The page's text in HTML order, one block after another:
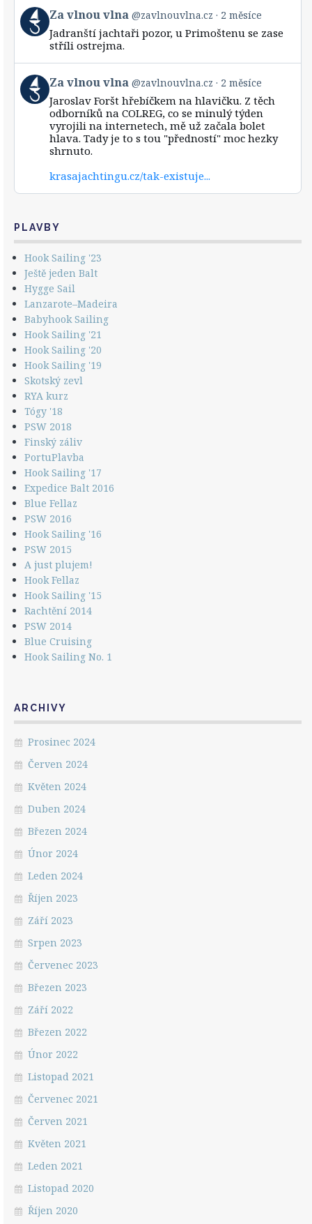
View
post
by
vlnou
vlna
on
Bluesky
Za vlnou vlna @zavlnouvlna.cz 2 měsíce
Jadranští jachtaři pozor, u Primoštenu se zase
stříli ostrejma.
View
post
by
Za vlnou vlna @zavlnouvlna.cz 2 měsíce
Jaroslav Foršt hřebíčkem na hlavičku. Z těch
odborníků na COLREG, co se minulý týden
vyrojili na internetech, mě už začala bolet
hlava. Tady je to s tou "předností" moc hezky
shrnuto.
krasajachtingu.cz/tak-existuje...
PLAVBY
Hook Sailing '23
Ještě jeden Balt
Hygge Sail
Lanzarote–Madeira
Babyhook Sailing
Hook Sailing '21
Hook Sailing '20
Hook Sailing '19
Skotský zevl
RYA kurz
Tógy '18
PSW 2018
Finský záliv
PortuPlavba
Hook Sailing '17
Expedice Balt 2016
Blue Fellaz
PSW 2016
Hook Sailing '16
PSW 2015
A just plujem!
Hook Fellaz
Hook Sailing '15
Rachtění 2014
PSW 2014
Blue Cruising
Hook Sailing No. 1
ARCHIVY
Prosinec 2024
Červen 2024
Květen 2024
Duben 2024
Březen 2024
Únor 2024
Leden 2024
Říjen 2023
Září 2023
Srpen 2023
Červenec 2023
Březen 2023
Září 2022
Březen 2022
Únor 2022
Listopad 2021
Červenec 2021
Červen 2021
Květen 2021
Leden 2021
Listopad 2020
Říjen 2020